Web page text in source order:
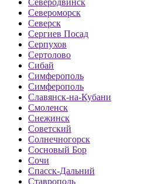
Североморск
Северск
Сергиев Посад
Серпухов
Сертолово
Сибай
Симферополь
Симферополь
Славянск-на-Кубани
Смоленск
Снежинск
Советский
Солнечногорск
Сосновый Бор
Сочи
Спасск-Дальний
Ставрополь